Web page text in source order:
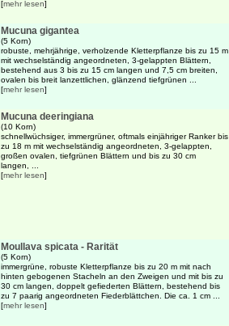
[mehr lesen]
Mucuna gigantea
(5 Korn)
robuste, mehrjährige, verholzende Kletterpflanze bis zu 15 m
mit wechselständig angeordneten, 3-gelappten Blättern,
bestehend aus 3 bis zu 15 cm langen und 7,5 cm breiten,
ovalen bis breit lanzettlichen, glänzend tiefgrünen ...
[mehr lesen]
Mucuna deeringiana
(10 Korn)
schnellwüchsiger, immergrüner, oftmals einjähriger Ranker bis
zu 18 m mit wechselständig angeordneten, 3-gelappten,
großen ovalen, tiefgrünen Blättern und bis zu 30 cm
langen, ...
[mehr lesen]
Moullava spicata - Rarität
(5 Korn)
immergrüne, robuste Kletterpflanze bis zu 20 m mit nach
hinten gebogenen Stacheln an den Zweigen und mit bis zu
30 cm langen, doppelt gefiederten Blättern, bestehend bis
zu 7 paarig angeordneten Fiederblättchen. Die ca. 1 cm ...
[mehr lesen]